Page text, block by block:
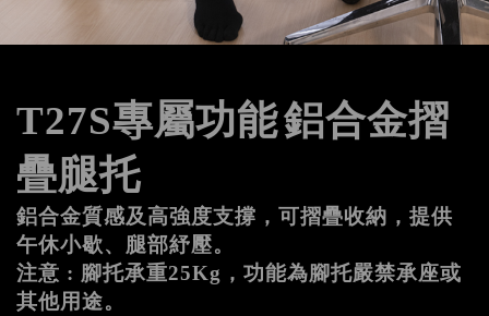
T27S專屬功能鋁合金摺
疊腿托
鋁合金質感及高強度支撐，可摺疊收納，提供
午休小歇、腿部紓壓。
注意 : 腳托承重25Kg，功能為腳托嚴禁承座或
其他用途。